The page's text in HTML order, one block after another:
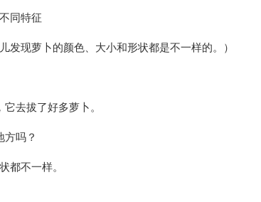
同特征
发现萝卜的颜色、大小和形状都是不一样的。）
去拔了好多萝卜。
方吗？
都不一样。